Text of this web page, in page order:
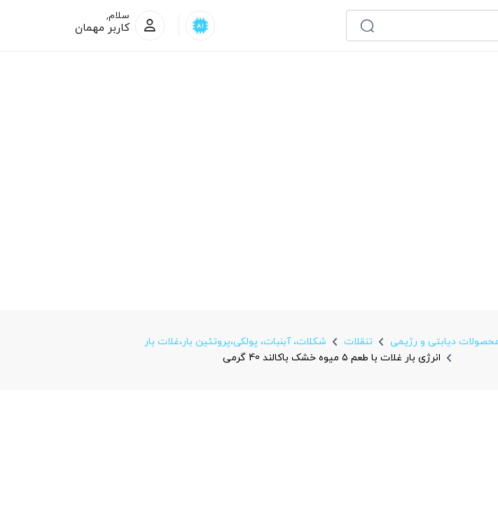
سلام,
کاربر مهمان
دیابتی و رژیمی تنقلات
شکلات، آبنبات، پولکی،پروتئین بار،غلات بار
انرژی بار غلات با طعم ۵ میوه خشک باکالند 40 گرمی